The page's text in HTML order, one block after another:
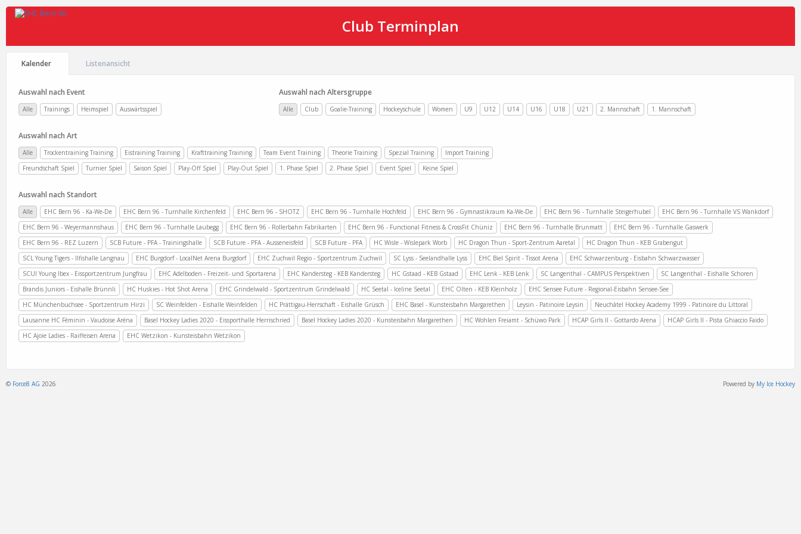
Club Terminplan
Kalender Listenansicht
Auswahl nach Event
Alle Trainings Heimspiel Auswärtsspiel
Auswahl nach Altersgruppe
Alle Club Goalie-Training Hockeyschule Women U9 U12 U14 U16 U18 U21 2. Mannschaft 1. Mannschaft
Auswahl nach Art
Alle Trockentraining Training Eistraining Training Krafttraining Training Team Event Training Theorie Training Spezial Training
Import Training
Freundschaft Spiel
Turnier Spiel Saison Spiel Play-Off Spiel Play-Out Spiel 1. Phase Spiel 2. Phase Spiel Event Spiel Keine Spiel
Auswahl nach Standort
Alle EHC Bern 96 - Ka-We-De EHC Bern 96 - Turnhalle Kirchenfeld EHC Bern 96 - SHOTZ EHC Bern 96 - Turnhalle Hochfeld EHC Bern 96 - Gymnastikraum Ka-We-De EHC Bern 96 - Turnhalle Steigerhubel
EHC Bern 96 - Turnhalle VS Wankdorf
EHC Bern 96 - Weyermannshaus
EHC Bern 96 - Turnhalle Laubegg EHC Bern 96 - Rollerbahn Fabrikarten EHC Bern 96 - Functional Fitness & CrossFit Chüniz EHC Bern 96 - Turnhalle Brunmatt
EHC Bern 96 - Turnhalle Gaswerk
EHC Bern 96 - REZ Luzern
SCB Future - PFA - Trainingshalle SCB Future - PFA - Ausseneisfeld SCB Future - PFA HC Wisle - Wislepark Worb HC Dragon Thun - Sport-Zentrum Aaretal
HC Dragon Thun - KEB Grabengut
SCL Young Tigers - Ilfishalle Langnau
EHC Burgdorf - LocalNet Arena Burgdorf EHC Zuchwil Regio - Sportzentrum Zuchwil SC Lyss - Seelandhalle Lyss EHC Biel Spirit - Tissot Arena
EHC Schwarzenburg - Eisbahn Schwarzwasser
SCUI Young Ibex - Eissportzentrum Jungfrau
EHC Adelboden - Freizeit- und Sportarena EHC Kandersteg - KEB Kandersteg HC Gstaad - KEB Gstaad EHC Lenk - KEB Lenk SC Langenthal - CAMPUS Perspektiven
SC Langenthal - Eishalle Schoren
Brandis Juniors - Eishalle Brünnli
HC Huskies - Hot Shot Arena EHC Grindelwald - Sportzentrum Grindelwald HC Seetal - Iceline Seetal EHC Olten - KEB Kleinholz
EHC Sensee Future - Regional-Eisbahn Sensee-See
HC Münchenbuchsee - Sportzentrum Hirzi
SC Weinfelden - Eishalle Weinfelden HC Prättigau-Herrschaft - Eishalle Grüsch EHC Basel - Kunsteisbahn Margarethen Leysin - Patinoire Leysin
Neuchâtel Hockey Academy 1999 - Patinoire du Littoral
Lausanne HC Féminin - Vaudoise Aréna
Basel Hockey Ladies 2020 - Eissporthalle Herrischried Basel Hockey Ladies 2020 - Kunsteisbahn Margarethen HC Wohlen Freiamt - Schüwo Park HCAP Girls II - Gottardo Arena
HCAP Girls II - Pista Ghiaccio Faido
HC Ajoie Ladies - Raiffeisen Arena
EHC Wetzikon - Kunsteisbahn Wetzikon
© Force8 AG 2026 Powered by My Ice Hockey